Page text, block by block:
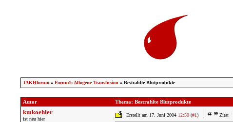
IAKHforum» Forum1: Allogene Transfusion » Bestrahlte Blutprodukte
Autor Thema: Bestrahlte Blutprodukte
kmkoehler
ist neu hier
Erstellt am 17. Juni 2004 12:50(#1) Zitat